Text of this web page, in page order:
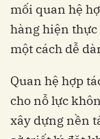
mối quan hệ
hàng hiện
một cách dễ
Quan hệ hợp
cho nỗ lực
xây dựng nền